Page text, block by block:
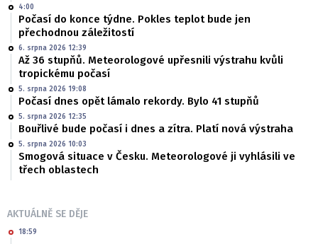
4:00
Počasí do konce týdne. Pokles teplot bude jen
přechodnou záležitostí
6. srpna 2026 12:39
Až 36 stupňů. Meteorologové upřesnili výstrahu kvůli
tropickému počasí
5. srpna 2026 19:08
Počasí dnes opět lámalo rekordy. Bylo 41 stupňů
5. srpna 2026 12:35
Bouřlivé bude počasí i dnes a zítra. Platí nová výstraha
5. srpna 2026 10:03
Smogová situace v Česku. Meteorologové ji vyhlásili ve
třech oblastech
AKTUÁLNĚ SE DĚJE
18:59